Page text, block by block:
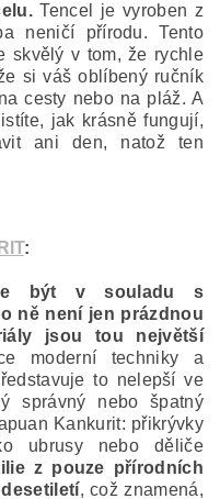
Tencel je vyroben z
neničí přírodu. Tento
skvělý v tom, že rychle
si váš oblíbený ručník
cesty nebo na pláž. A
jak krásně fungují,
ani den, natož ten
:
je být v souladu s
ně není jen prázdnou
jsou tou největší
moderní techniky a
to nelepší ve
správný nebo špatný
Kankurit: přikrývky
ubrusy nebo děliče
z pouze přírodních
, což znamená,